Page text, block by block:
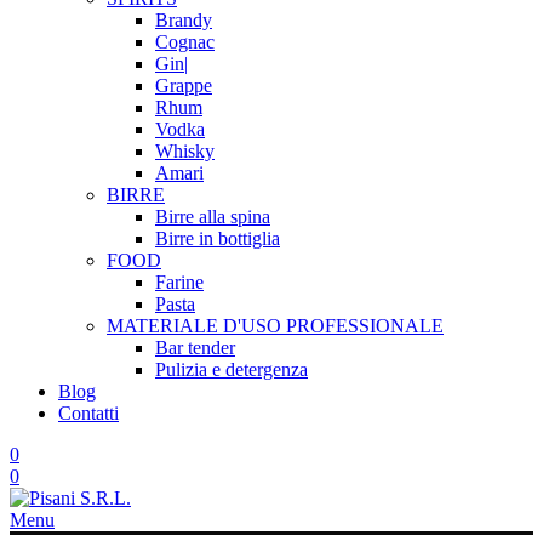
Brandy
Cognac
Gin|
Grappe
Rhum
Vodka
Whisky
Amari
BIRRE
Birre alla spina
Birre in bottiglia
FOOD
Farine
Pasta
MATERIALE D'USO PROFESSIONALE
Bar tender
Pulizia e detergenza
Blog
Contatti
0
0
Menu